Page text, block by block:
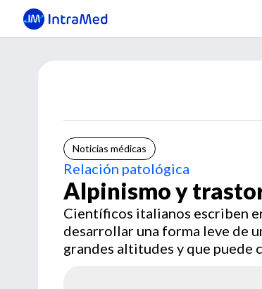
Noticias médicas
Relación patológica
Alpinismo y
Científicos italianos escriben
desarrollar una forma leve de
grandes altitudes y que puede